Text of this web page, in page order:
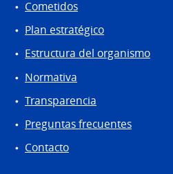
Cometidos
Plan estratégico
Estructura del organismo
Normativa
Transparencia
Preguntas frecuentes
Contacto